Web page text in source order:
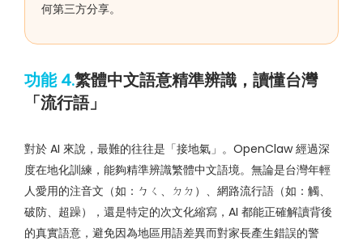
何第三方分享。
功能 4.繁體中文語意精準辨識，讀懂台灣
「流行語」
對於 AI 來說，最難的往往是「接地氣」。OpenClaw 經過深
度在地化訓練，能夠精準辨識繁體中文語境。無論是台灣年輕
人愛用的注音文（如：ㄅㄑ、ㄉㄉ）、網路流行語（如：觸、
破防、超躁），還是特定的次文化縮寫，AI 都能正確解讀背後
的真實語意，避免因為地區用語差異而對家長產生錯誤的警